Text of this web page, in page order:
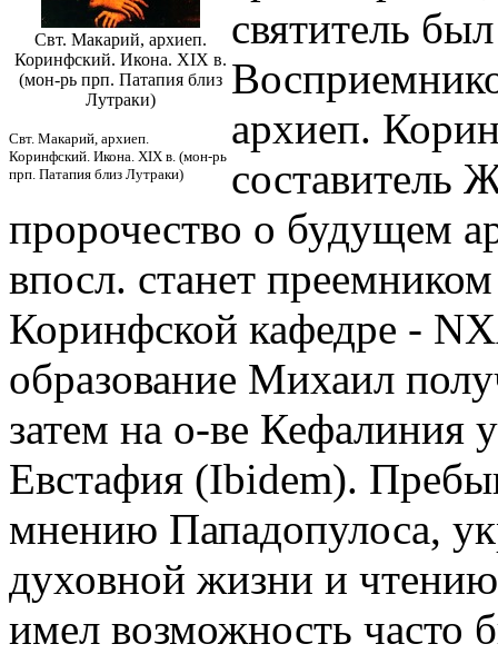
Свт. Макарий, архиеп.
Коринфский. Икона. XIX в.
(мон-рь прп. Патапия близ
Лутраки)
Свт. Макарий, архиеп.
Коринфский. Икона. XIX в. (мон-рь
прп. Патапия близ Лутраки)
святитель
архиеп.
составитель
пророчество о будущем
впосл. станет
Коринфской кафедре -
образование Михаил
затем на о-ве Кефалиния
Евстафия (Ibidem).
мнению Пападопулоса,
духовной жизни и
имел возможность часто